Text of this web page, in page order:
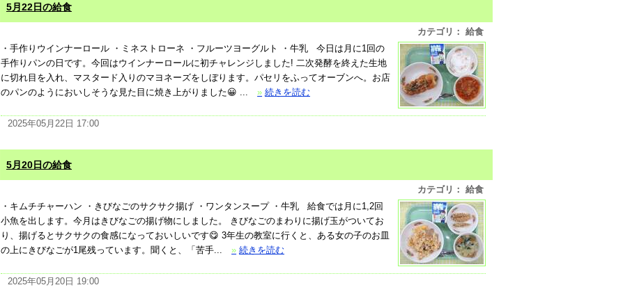
5月22日の給食
カテゴリ： 給食
・手作りウインナーロール ・ミネストローネ ・フルーツヨーグルト ・牛乳 今日は月に1回の
手作りパンの日です。今回はウインナーロールに初チャレンジしました! 二次発酵を終えた生地
に切れ目を入れ、マスタード入りのマヨネーズをしぼります。パセリをふってオーブンへ。お店
のパンのようにおいしそうな見た目に焼き上がりました😀 ...
» 続きを読む
2025年05月22日 17:00
5月20日の給食
カテゴリ： 給食
・キムチチャーハン ・きびなごのサクサク揚げ ・ワンタンスープ ・牛乳 給食では月に1,2回
小魚を出します。今月はきびなごの揚げ物にしました。 きびなごのまわりに揚げ玉がついてお
り、揚げるとサクサクの食感になっておいしいです😋 3年生の教室に行くと、ある女の子のお皿
の上にきびなごが1尾残っています。聞くと、「苦手...
» 続きを読む
2025年05月20日 19:00